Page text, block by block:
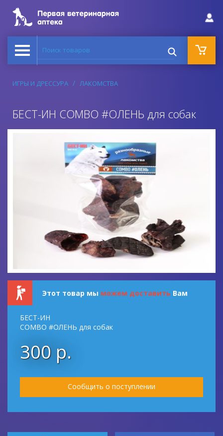
Поиск товаров
ИГРЫ И ДРЕССУРА ЛАКОМСТВА
БЕСТ-ИН СOMBO #ОЛЕНЬ для собак
Этот товар мы можем доставить Вам
БЕСТ-ИН
СOMBO #ОЛЕНЬ для собак
300 р.
Сообщить о поступлении